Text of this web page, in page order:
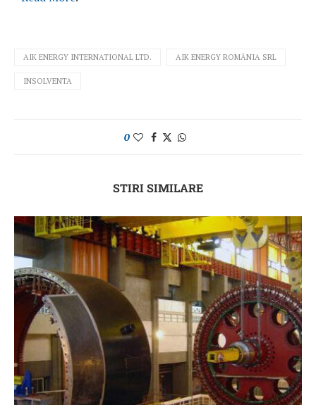
AIK ENERGY INTERNATIONAL LTD. AIK ENERGY ROMÂNIA SRL
INSOLVENTA
0
STIRI SIMILARE